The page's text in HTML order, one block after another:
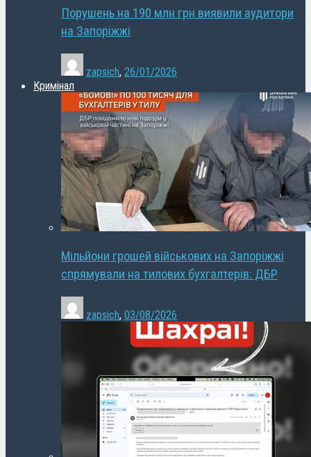
Порушень на 190 млн грн виявили аудитори
на Запоріжжі
zapsich, 26/01/2026
Кримінал
Мільйони грошей військових на Запоріжжі
спрямували на тилових бухгалтерів: ДБР
zapsich, 03/08/2026